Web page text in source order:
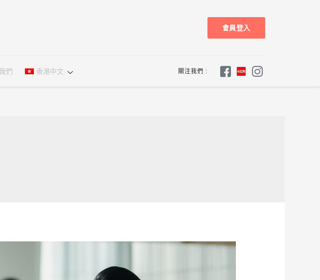
會員登入
們 香港中文 關注我們 :